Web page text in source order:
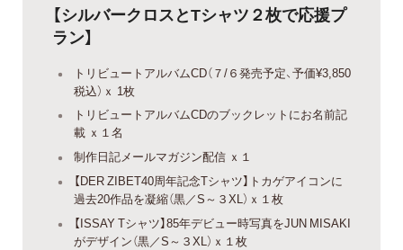
【シルバークロスとTシャツ２枚で応援プ
ラン】
トリビュートアルバムCD（７/６発売予定、予価¥3,850
税込）ｘ 1枚
トリビュートアルバムCDのブックレットにお名前記
載 ｘ１名
制作日記メールマガジン配信 ｘ１
【DER ZIBET40周年記念Tシャツ】トカゲアイコンに
過去20作品を凝縮（黒／S～３XL）ｘ１枚
【ISSAY Tシャツ】85年デビュー時写真をJUN MISAKI
がデザイン（黒／S～３XL）ｘ１枚